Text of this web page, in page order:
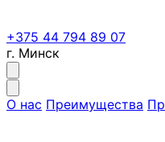
+375 44 794 89 07
г. Минск
О нас Преимущества